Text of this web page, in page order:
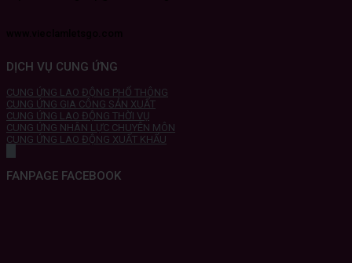
DỊCH VỤ CUNG ỨNG
CUNG ỨNG LAO ĐỘNG PHỔ THÔNG
CUNG ỨNG GIA CÔNG SẢN XUẤT
CUNG ỨNG LAO ĐỘNG THỜI VỤ
CUNG ỨNG NHÂN LỰC CHUYÊN MÔN
CUNG ỨNG LAO ĐỘNG XUẤT KHẨU
FANPAGE FACEBOOK